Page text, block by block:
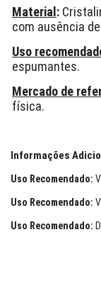
Material:
com ausência
Uso
espumantes.
Mercado de
física.
Informações
Uso Recomendado:
Uso Recomendado:
Uso Recomendado: